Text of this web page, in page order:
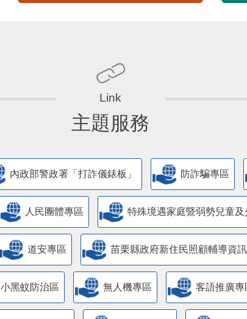
主題服務
內政部警政署「打詐儀錶板」 防詐騙專區
人民團體專區 特殊境遇家庭暨弱勢兒童
道安專區 苗栗縣政府新住民照顧輔導資
小黑蚊防治區 無人機專區 客語推廣專